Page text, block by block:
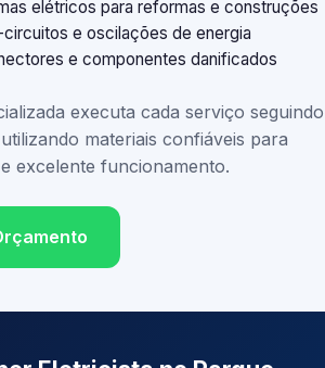
elétricos para reformas e construções
e oscilações de energia
e componentes danificados
executa cada serviço seguindo
materiais confiáveis para
excelente funcionamento.